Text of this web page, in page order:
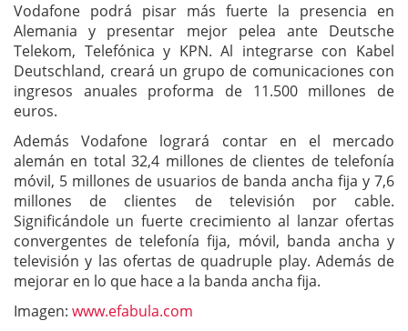
Vodafone podrá pisar más fuerte la presencia en
Alemania y presentar mejor pelea ante Deutsche
Telekom, Telefónica y KPN. Al integrarse con Kabel
Deutschland, creará un grupo de comunicaciones con
ingresos anuales proforma de 11.500 millones de
euros.
Además Vodafone logrará contar en el mercado
alemán en total 32,4 millones de clientes de telefonía
móvil, 5 millones de usuarios de banda ancha fija y 7,6
millones de clientes de televisión por cable.
Significándole un fuerte crecimiento al lanzar ofertas
convergentes de telefonía fija, móvil, banda ancha y
televisión y las ofertas de quadruple play. Además de
mejorar en lo que hace a la banda ancha fija.
Imagen: www.efabula.com